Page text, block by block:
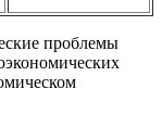
проблемы